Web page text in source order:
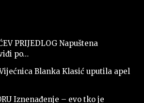
PRIJEDLOG Napuštena
po…
Blanka Klasić uputila apel
Iznenađenje – evo tko je